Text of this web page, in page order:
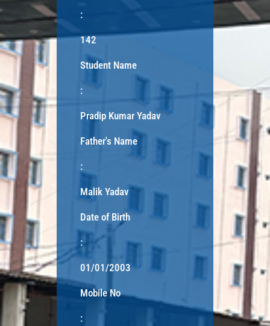
:
142
Student Name
:
Pradip Kumar Yadav
Father's Name
:
Malik Yadav
Date of Birth
:
01/01/2003
Mobile No
: